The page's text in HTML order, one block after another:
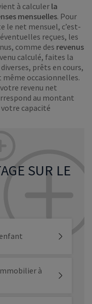
à calculer la
mensuelles. Pour
le net mensuel, c’est-
reçues, les
comme des revenus
calculé, faites la
prêts en cours,
même occasionnelles.
revenu net
au montant
capacité
SUR LE
à